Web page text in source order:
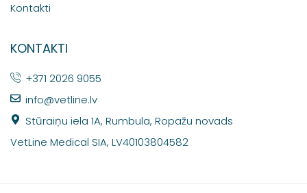
Kontakti
KONTAKTI
+371 2026 9055
info@vetline.lv
Stūraiņu iela 1A, Rumbula, Ropažu novads
VetLine Medical SIA, LV40103804582